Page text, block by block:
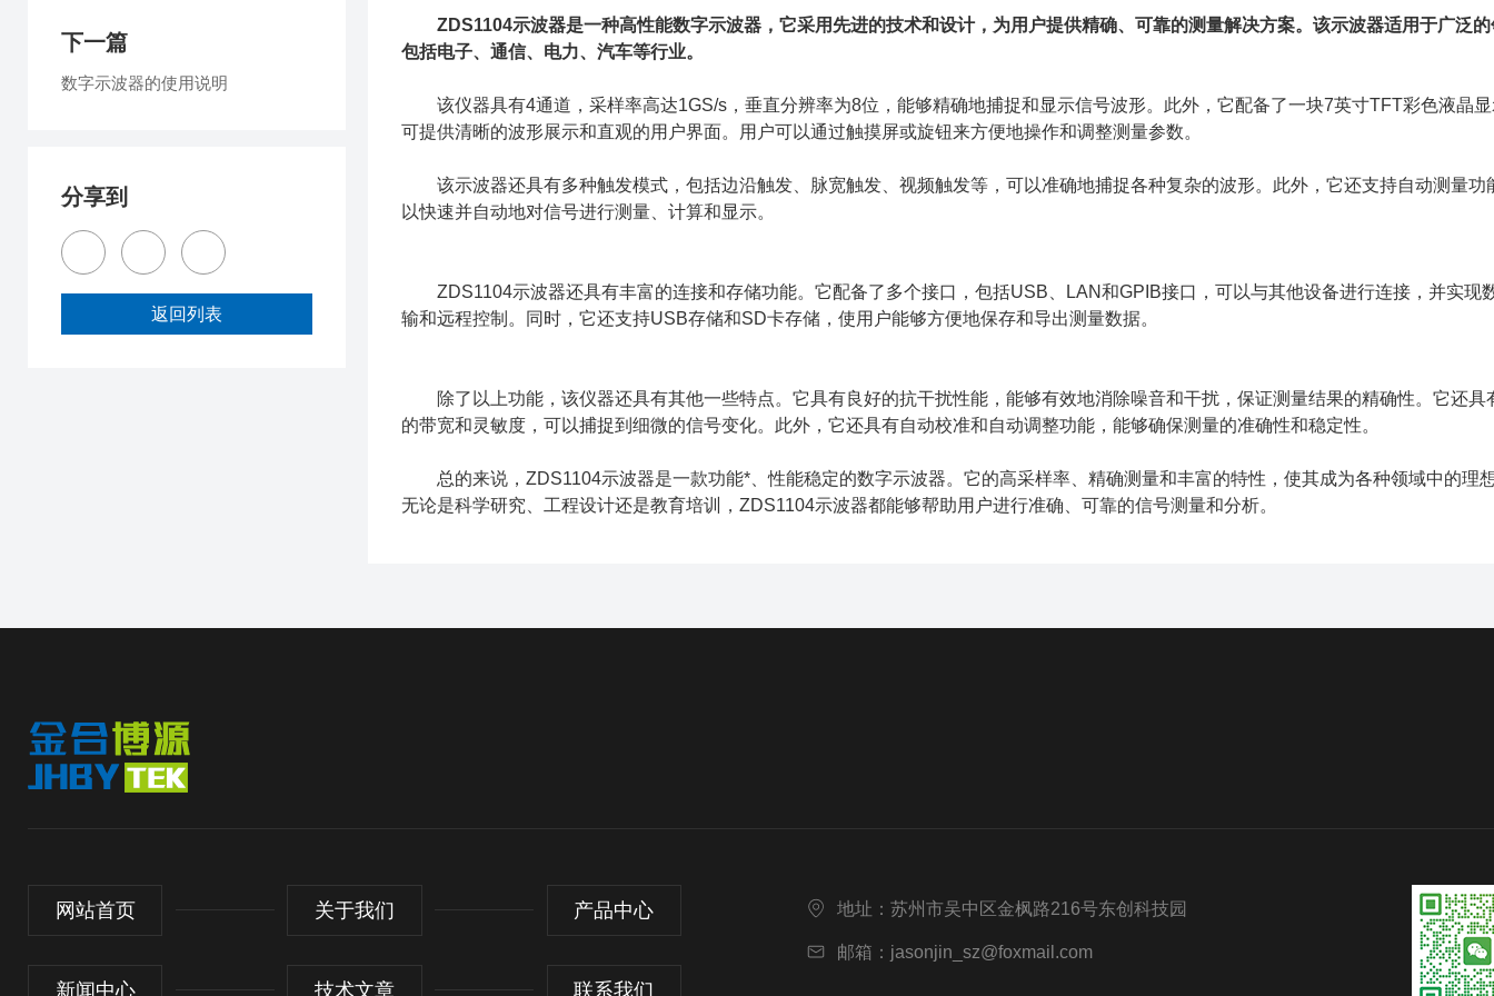
ZDS1104示波器是一种高性能数字示波器，它采用先进的技术和设计，为用户提供精确、可靠的测量解决方案。该示波器适用于广泛
包括电子、通信、电力、汽车等行业。
该仪器具有4通道，采样率高达1GS/s，垂直分辨率为8位，能够精确地捕捉和显示信号波形。此外，它配备了一块7英寸TFT彩色液晶
可提供清晰的波形展示和直观的用户界面。用户可以通过触摸屏或旋钮来方便地操作和调整测量参数。
该示波器还具有多种触发模式，包括边沿触发、脉宽触发、视频触发等，可以准确地捕捉各种复杂的波形。此外，它还支持自动测量功
以快速并自动地对信号进行测量、计算和显示。
ZDS1104示波器还具有丰富的连接和存储功能。它配备了多个接口，包括USB、LAN和GPIB接口，可以与其他设备进行连接，并实现
输和远程控制。同时，它还支持USB存储和SD卡存储，使用户能够方便地保存和导出测量数据。
除了以上功能，该仪器还具有其他一些特点。它具有良好的抗干扰性能，能够有效地消除噪音和干扰，保证测量结果的精确性。它还具
的带宽和灵敏度，可以捕捉到细微的信号变化。此外，它还具有自动校准和自动调整功能，能够确保测量的准确性和稳定性。
总的来说，ZDS1104示波器是一款功能*、性能稳定的数字示波器。它的高采样率、精确测量和丰富的特性，使其成为各种领域中的理
无论是科学研究、工程设计还是教育培训，ZDS1104示波器都能够帮助用户进行准确、可靠的信号测量和分析。
下一篇
数字示波器的使用说明
分享到
返回列表
网站首页 关于我们 产品中心
新闻中心 技术文章 联系我们
地址：苏州市吴中区金枫路216号东创科技园
邮箱：jasonjin_sz@foxmail.com